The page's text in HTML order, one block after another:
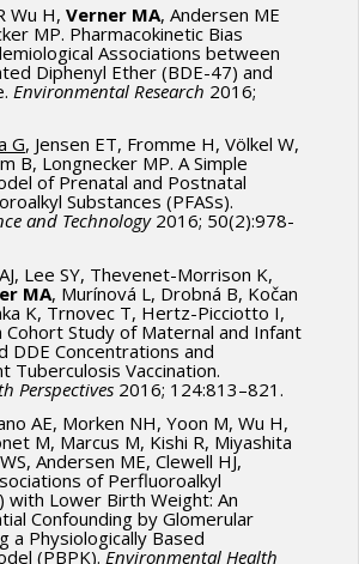
Wu H, Verner MA, Andersen ME
MP. Pharmacokinetic Bias
Associations between
Diphenyl Ether (BDE-47) and
Environmental Research 2016;
G, Jensen ET, Fromme H, Völkel W,
B, Longnecker MP. A Simple
of Prenatal and Postnatal
Substances (PFASs).
and Technology2016; 50(2):978-
Lee SY, Thevenet-Morrison K,
MA, Murínová L, Drobná B, Kočan
K, Trnovec T, Hertz-Picciotto I,
Cohort Study of Maternal and Infant
DDE Concentrations and
Tuberculosis Vaccination.
Perspectives 2016; 124:813–821.
AE, Morken NH, Yoon M, Wu H,
M, Marcus M, Kishi R, Miyashita
Andersen ME, Clewell HJ,
of Perfluoroalkyl
with Lower Birth Weight: An
Confounding by Glomerular
a Physiologically Based
(PBPK).Environmental Health